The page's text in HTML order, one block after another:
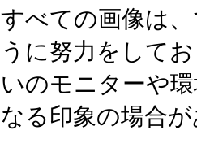
すべての画像は
うに努力をして
いのモニターや
なる印象の場合